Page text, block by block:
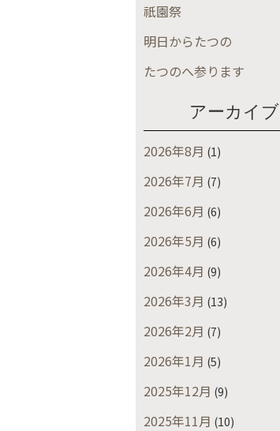
祇園祭
明日からたつの
たつのへ参ります
アーカイブ
2026年8月 (1)
2026年7月 (7)
2026年6月 (6)
2026年5月 (6)
2026年4月 (9)
2026年3月 (13)
2026年2月 (7)
2026年1月 (5)
2025年12月 (9)
2025年11月 (10)